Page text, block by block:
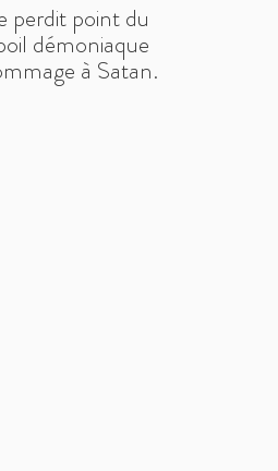
perdit point du
démoniaque
à Satan.